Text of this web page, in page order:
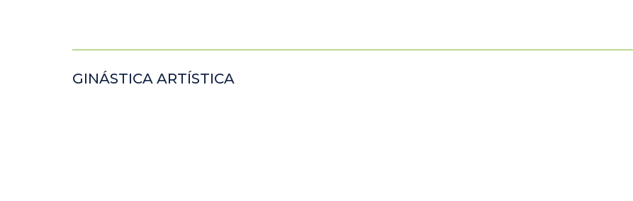
GINÁSTICA ARTÍSTICA